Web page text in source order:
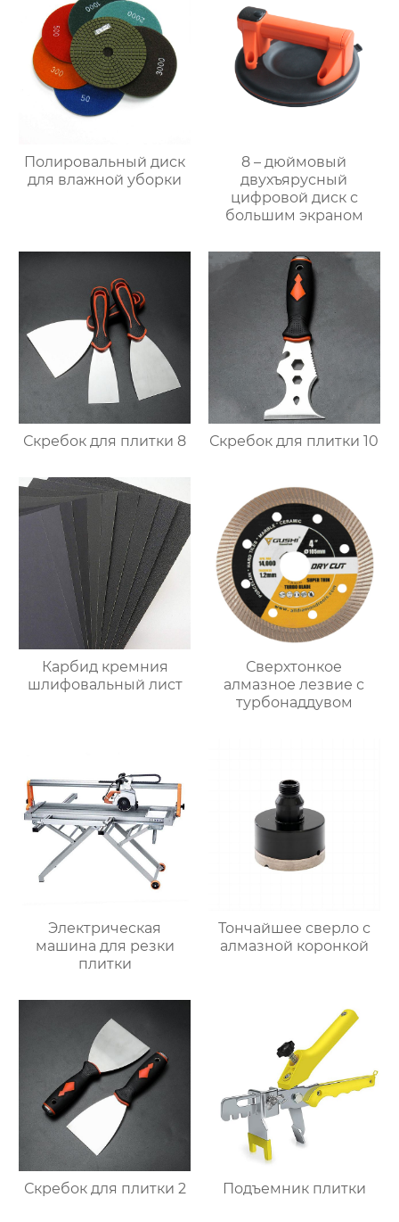
Полировальный диск
для влажной уборки
8 – дюймовый
двухъярусный
цифровой диск с
большим экраном
Скребок для плитки 8 Скребок для плитки 10
Карбид кремния
шлифовальный лист
Сверхтонкое
алмазное лезвие с
турбонаддувом
Электрическая
машина для резки
плитки
Тончайшее сверло с
алмазной коронкой
Скребок для плитки 2 Подъемник плитки